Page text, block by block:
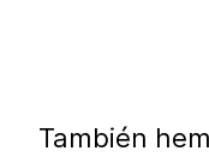
También